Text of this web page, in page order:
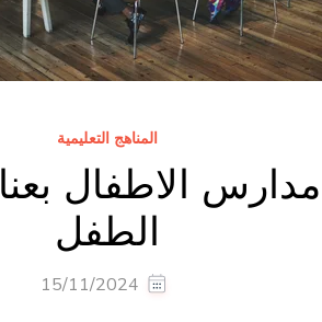
المناهج التعليمية
مدارس الاطفال
الطفل
15/11/2024